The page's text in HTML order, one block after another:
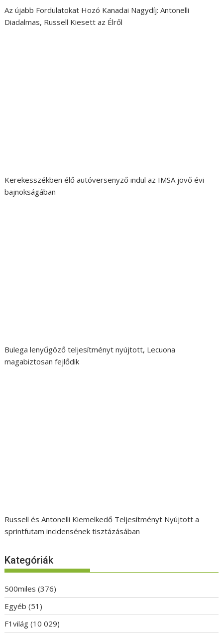
Az újabb Fordulatokat Hozó Kanadai Nagydíj: Antonelli
Diadalmas, Russell Kiesett az Élről
Kerekesszékben élő autóversenyző indul az IMSA jövő évi
bajnokságában
Bulega lenyűgöző teljesítményt nyújtott, Lecuona
magabiztosan fejlődik
Russell és Antonelli Kiemelkedő Teljesítményt Nyújtott a
sprintfutam incidensének tisztázásában
Kategóriák
500miles (376)
Egyéb (51)
F1világ (10 029)